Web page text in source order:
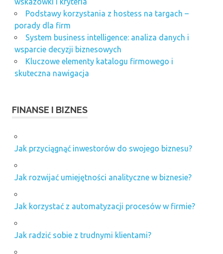
Podstawy korzystania z hostess na targach –
porady dla firm
System business intelligence: analiza danych i
wsparcie decyzji biznesowych
Kluczowe elementy katalogu firmowego i
skuteczna nawigacja
FINANSE I BIZNES
Jak przyciągnąć inwestorów do swojego biznesu?
Jak rozwijać umiejętności analityczne w biznesie?
Jak korzystać z automatyzacji procesów w firmie?
Jak radzić sobie z trudnymi klientami?